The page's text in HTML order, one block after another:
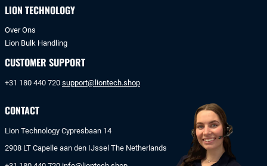
LION TECHNOLOGY
Over Ons
Lion Bulk Handling
CUSTOMER SUPPORT
+31 180 440 720 support@liontech.shop
CONTACT
Lion Technology Cypresbaan 14
2908 LT Capelle aan den IJssel The Netherlands